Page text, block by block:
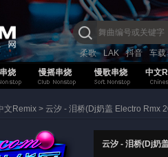
柔歌 LAK 抖音
车载
烧 慢摇串烧 慢歌串烧 中文
文Remix > 云汐 - 泪桥(Dj奶盖 Electro Rmx
云汐 - 泪桥(Dj奶